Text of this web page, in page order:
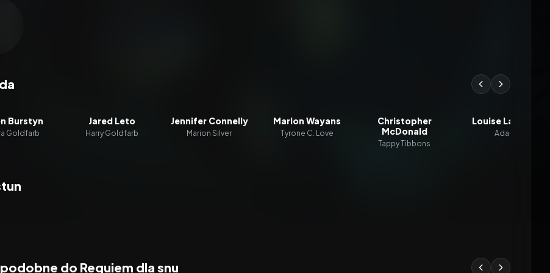
Burstyn
Goldfarb
Jared Leto
Harry Goldfarb
Jennifer Connelly
Marion Silver
Marlon Wayans
Tyrone C. Love
Christopher
McDonald
Tappy Tibbons
Louise Lasser
Ada
do Requiem dla snu